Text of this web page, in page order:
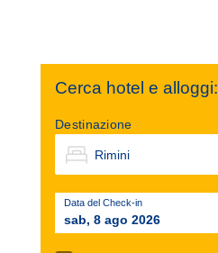
Cerca hotel e alloggi:
Destinazione
Data del Check-in
sab, 8 ago 2026